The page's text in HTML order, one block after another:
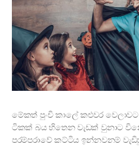
මේකත් පුංචි කාලේ කළුවර වෙලාවට
ටිකක් බය හිතෙන වැඩක් වුනාට
පරම්පරාවේ කට්ටිය ඉන්නවනම්